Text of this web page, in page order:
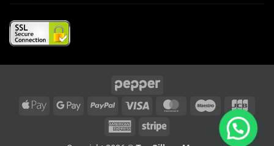
Apple
Google
PayPal Visa MasterCardMaestro
AmericanStripe